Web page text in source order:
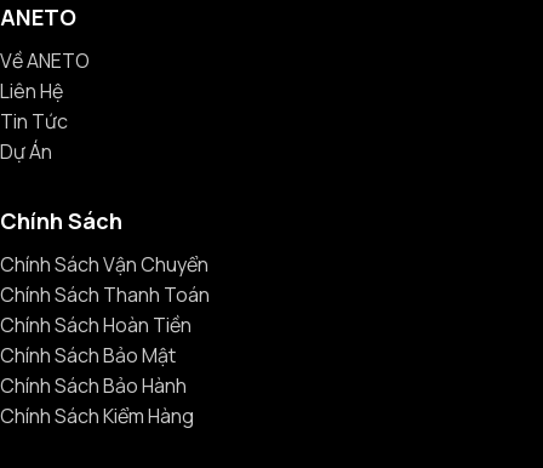
ANETO
Về ANETO
Liên Hệ
Tin Tức
Dự Án
Chính Sách
Chính Sách Vận Chuyển
Chính Sách Thanh Toán
Chính Sách Hoàn Tiền
Chính Sách Bảo Mật
Chính Sách Bảo Hành
Chính Sách Kiểm Hàng